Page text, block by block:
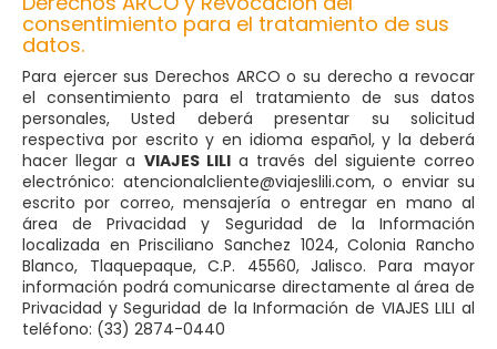
consentimiento para el tratamiento de sus
datos.
Para ejercer sus Derechos ARCO o su derecho a revocar
el consentimiento para el tratamiento de sus datos
personales, Usted deberá presentar su solicitud
respectiva por escrito y en idioma español, y la deberá
hacer llegar a VIAJES LILIa través del siguiente correo
electrónico: atencionalcliente@viajeslili.com, o enviar su
escrito por correo, mensajería o entregar en mano al
área de Privacidad y Seguridad de la Información
localizada en Prisciliano Sanchez 1024, Colonia Rancho
Blanco, Tlaquepaque, C.P. 45560, Jalisco. Para mayor
información podrá comunicarse directamente al área de
Privacidad y Seguridad de la Información de VIAJES LILI al
teléfono: (33) 2874-0440